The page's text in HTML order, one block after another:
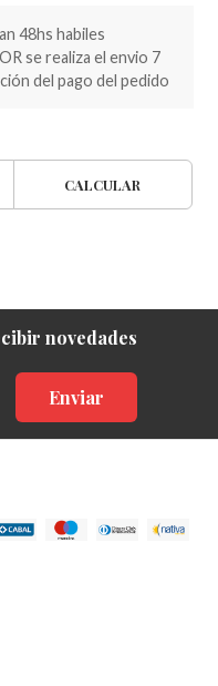
48hs habiles
se realiza el envio 7
del pago del pedido
CALCULAR
novedades
Enviar